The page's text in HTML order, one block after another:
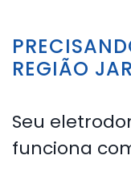
REGIÃO
Seu
funciona